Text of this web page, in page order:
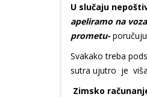
U slučaju
apeliramo na
prometu-
Svakako treba
sutra ujutro je
Zimsko